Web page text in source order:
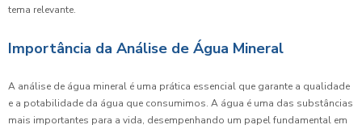
tema relevante.
Importância da Análise de Água Mineral
A análise de água mineral é uma prática essencial que garante a qualidade
e a potabilidade da água que consumimos. A água é uma das substâncias
mais importantes para a vida, desempenhando um papel fundamental em